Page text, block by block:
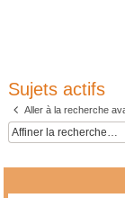
Sujets actifs
Aller à la recherche